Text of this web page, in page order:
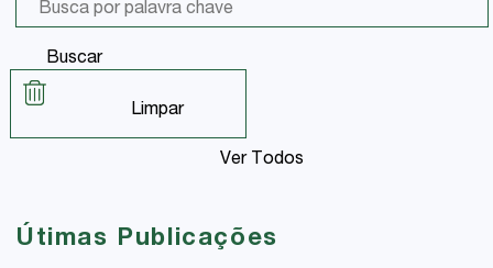
Buscar
Limpar
Ver Todos
Útimas Publicações